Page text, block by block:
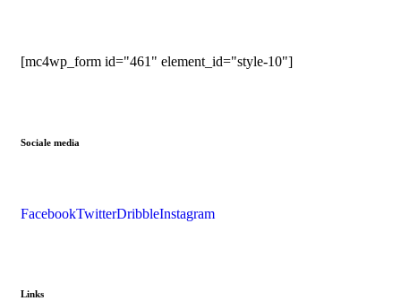
Links
Sociale media
FacebookTwitterDribbleInstagram
[mc4wp_form id="461" element_id="style-10"]